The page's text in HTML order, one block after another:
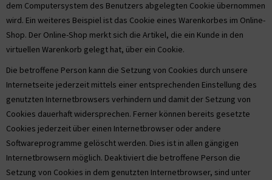
dem Computersystem des Benutzers abgelegten Cookie übernommen
wird. Ein weiteres Beispiel ist das Cookie eines Warenkorbes im Online-
Shop. Der Online-Shop merkt sich die Artikel, die ein Kunde in den
virtuellen Warenkorb gelegt hat, über ein Cookie.
Die betroffene Person kann die Setzung von Cookies durch unsere
Internetseite jederzeit mittels einer entsprechenden Einstellung des
genutzten Internetbrowsers verhindern und damit der Setzung von
Cookies dauerhaft widersprechen. Ferner können bereits gesetzte
Cookies jederzeit über einen Internetbrowser oder andere
Softwareprogramme gelöscht werden. Dies ist in allen gängigen
Internetbrowsern möglich. Deaktiviert die betroffene Person die
Setzung von Cookies in dem genutzten Internetbrowser, sind unter